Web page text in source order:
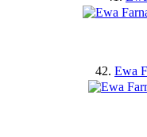
42. Ewa